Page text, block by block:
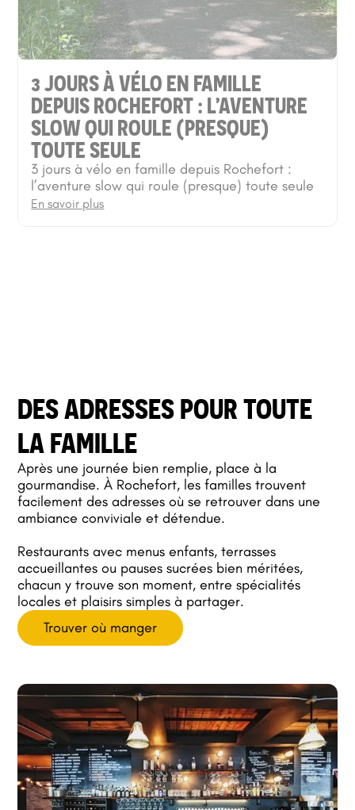
3 JOURS À VÉLO EN FAMILLE
DEPUIS ROCHEFORT : L’AVENTURE
SLOW QUI ROULE (PRESQUE)
TOUTE SEULE
3 jours à vélo en famille depuis Rochefort :
l’aventure slow qui roule (presque) toute seule
En savoir plus
DES ADRESSES POUR TOUTE
LA FAMILLE
Après une journée bien remplie, place à la
gourmandise. À Rochefort, les familles trouvent
facilement des adresses où se retrouver dans une
ambiance conviviale et détendue.
Restaurants avec menus enfants, terrasses
accueillantes ou pauses sucrées bien méritées,
chacun y trouve son moment, entre spécialités
locales et plaisirs simples à partager.
Trouver où manger